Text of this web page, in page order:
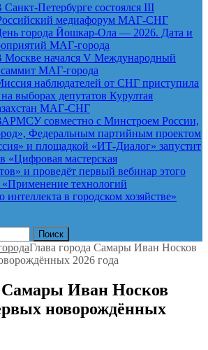
Санкт-Петербурге состоялся III
медиафорум МАГ-СНГ
города Йошкар-Ола — 2026. Дата и
МАГ-города
Москве начался V Международный
МАГ-города
наблюдателей от СНГ приступила
выборах депутатов Курултая
МАГ-СНГ
совместно с Минстроем России,
Федеральным партийным проектом
и площадкой «ИТ-Диалог» запустит
«Цифровая мастерская
и проведёт первый вебинар этого
технологий
интеллекта в городском хозяйстве»
Глава города Самары Иван Носков
2026 года
Самары Иван Носков
новорождённых